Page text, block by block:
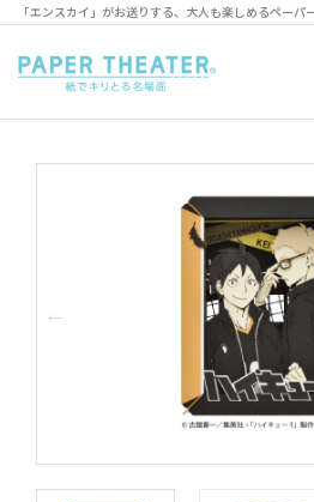
「エンスカイ」がお送りする、大人も楽しめるペーパ